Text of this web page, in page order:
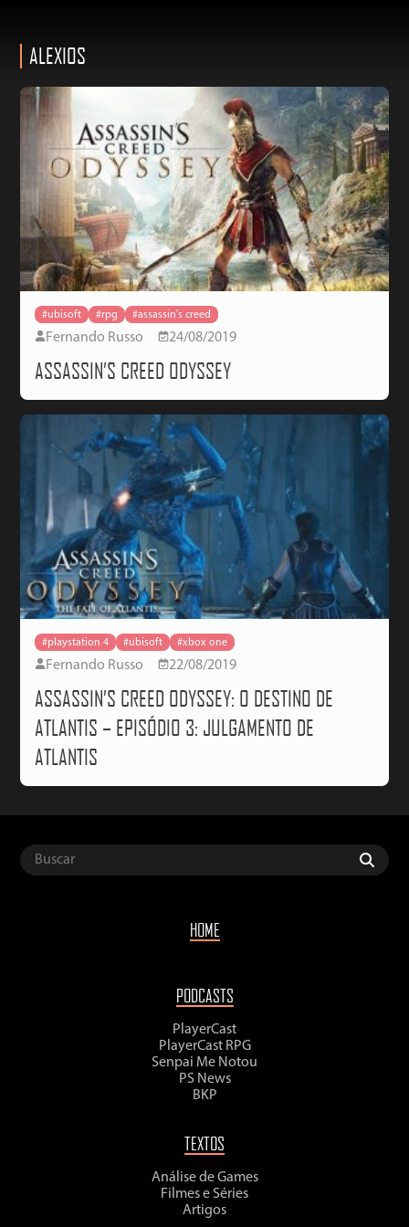
ALEXIOS
#ubisoft #rpg #assassin's creed
Fernando Russo 24/08/2019
ASSASSIN’S CREED ODYSSEY
#playstation 4 #ubisoft #xbox one
Fernando Russo 22/08/2019
ASSASSIN’S CREED ODYSSEY: O DESTINO DE
ATLANTIS – EPISÓDIO 3: JULGAMENTO DE
ATLANTIS
HOME
PODCASTS
PlayerCast
PlayerCast RPG
Senpai Me Notou
PS News
BKP
TEXTOS
Análise de Games
Filmes e Séries
Artigos